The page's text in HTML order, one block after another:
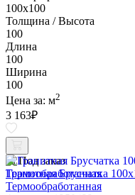
100х100
Толщина / Высота
100
Длина
100
Ширина
100
Цена за: м2
3 163₽
Под заказ
Гранитная Брусчатка
Термообработанная